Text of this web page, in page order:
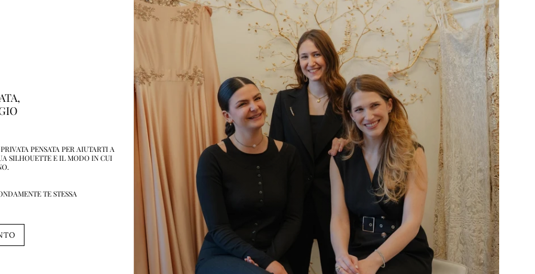
PENSATA PER AIUTARTI A
SILHOUETTE E IL MODO IN CUI
TE STESSA